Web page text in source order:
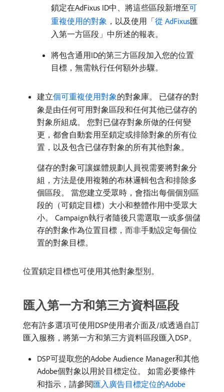
鎖定在AdFixus ID中、將這些區段新增至可
重複使用的對象 ，以及使用「從 AdFixus匯
入第一方區段」中所述的報表。
將包含通用ID的第三方區段加入您的位置
目標，無需執行任何額外步驟。
建立個可重複使用對象的對象庫。 已儲存的對
象是由任何可用對象區段和任何其他已儲存的
對象所組成。 您對已儲存對象所做的任何變
更，都會自動套用至鎖定或排除對象的所有位
置，以及包含已儲存對象的所有其他對象。
儲存的對象可讓媒體規劃人員視需要將對象分
組，方法是使用複雜的布林邏輯包含和排除多
個區段。 當您建立受眾時，會指出每個個別區
段的（可鎖定目標）大小和整體作用中受眾大
小。 Campaign執行者隨後只需選取一或多個儲
存的對象作為位置目標，而非手動設定每個位
置的對象目標。
位置鎖定目標也可使用其他對象型別。
匯入第一方和第三方資料區段
您有許多選項可使用DSP使用者介面及/或透過自訂
匯入服務，將第一方和第三方資料區段匯入DSP。
DSP可提取您的Adobe Audience Manager和其他
Adobe個對象以用於目標定位。 如需必要條件
和指示，請參閱匯入廣告目標定位的Adobe